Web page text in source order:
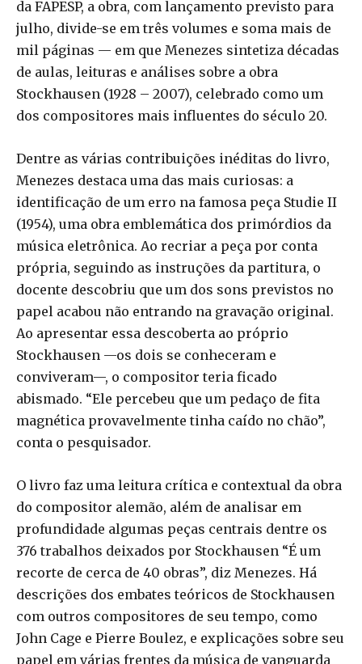
da FAPESP, a obra, com lançamento previsto para
julho, divide-se em três volumes e soma mais de
mil páginas — em que Menezes sintetiza décadas
de aulas, leituras e análises sobre a obra
Stockhausen (1928 – 2007), celebrado como um
dos compositores mais influentes do século 20.
Dentre as várias contribuições inéditas do livro,
Menezes destaca uma das mais curiosas: a
identificação de um erro na famosa peça Studie II
(1954), uma obra emblemática dos primórdios da
música eletrônica. Ao recriar a peça por conta
própria, seguindo as instruções da partitura, o
docente descobriu que um dos sons previstos no
papel acabou não entrando na gravação original.
Ao apresentar essa descoberta ao próprio
Stockhausen —os dois se conheceram e
conviveram—, o compositor teria ficado
abismado. “Ele percebeu que um pedaço de fita
magnética provavelmente tinha caído no chão”,
conta o pesquisador.
O livro faz uma leitura crítica e contextual da obra
do compositor alemão, além de analisar em
profundidade algumas peças centrais dentre os
376 trabalhos deixados por Stockhausen “É um
recorte de cerca de 40 obras”, diz Menezes. Há
descrições dos embates teóricos de Stockhausen
com outros compositores de seu tempo, como
John Cage e Pierre Boulez, e explicações sobre seu
papel em várias frentes da música de vanguarda